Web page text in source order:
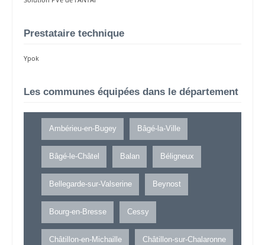
Prestataire technique
Ypok
Les communes équipées dans le département
Ambérieu-en-Bugey Bâgé-la-Ville
Bâgé-le-Châtel Balan Béligneux
Bellegarde-sur-Valserine Beynost
Bourg-en-Bresse Cessy
Châtillon-en-Michaille Châtillon-sur-Chalaronne